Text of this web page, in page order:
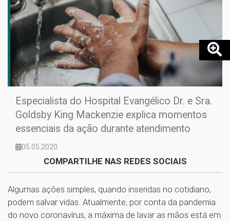
Especialista do Hospital Evangélico Dr. e Sra.
Goldsby King Mackenzie explica momentos
essenciais da ação durante atendimento
05.05.2020
COMPARTILHE NAS REDES SOCIAIS
Algumas ações simples, quando inseridas no cotidiano,
podem salvar vidas. Atualmente, por conta da pandemia
do novo coronavírus, a máxima de lavar as mãos está em